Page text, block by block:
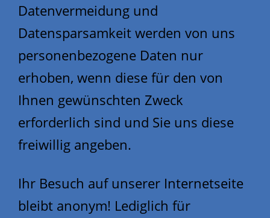
Datenvermeidung und
Datensparsamkeit werden von uns
personenbezogene Daten nur
erhoben, wenn diese für den von
Ihnen gewünschten Zweck
erforderlich sind und Sie uns diese
freiwillig angeben.
Ihr Besuch auf unserer Internetseite
bleibt anonym! Lediglich für